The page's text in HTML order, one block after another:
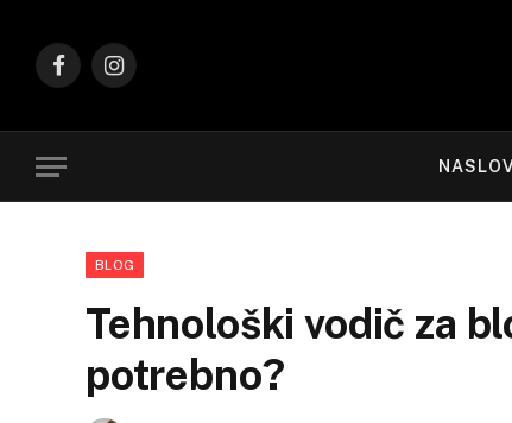
FacebookInstagram
BLOG
Tehnološki vodič za
potrebno?